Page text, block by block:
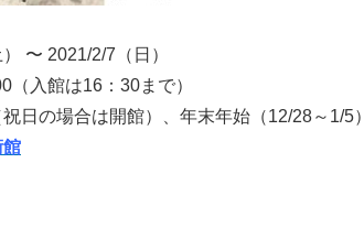
〜 2021/2/7（日）
（入館は16：30まで）
日の場合は開館）、年末年始（12/28～1/5）
館